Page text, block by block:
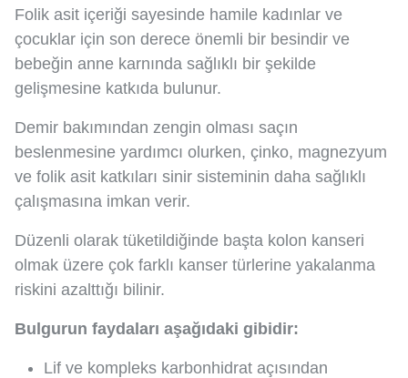
Folik asit içeriği sayesinde hamile kadınlar ve
çocuklar için son derece önemli bir besindir ve
bebeğin anne karnında sağlıklı bir şekilde
gelişmesine katkıda bulunur.
Demir bakımından zengin olması saçın
beslenmesine yardımcı olurken, çinko, magnezyum
ve folik asit katkıları sinir sisteminin daha sağlıklı
çalışmasına imkan verir.
Düzenli olarak tüketildiğinde başta kolon kanseri
olmak üzere çok farklı kanser türlerine yakalanma
riskini azalttığı bilinir.
Bulgurun faydaları aşağıdaki gibidir:
Lif ve kompleks karbonhidrat açısından